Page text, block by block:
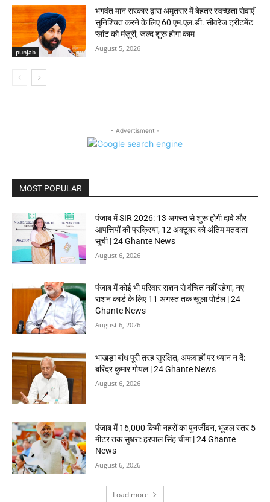
punjab
भगवंत मान सरकार द्वारा अमृतसर में बेहतर स्वच्छता सेवाएँ
सुनिश्चित करने के लिए 60 एम.एल.डी. सीवरेज ट्रीटमेंट
प्लांट को मंज़ूरी, जल्द शुरू होगा काम
August 5, 2026
- Advertisment -
MOST POPULAR
पंजाब में SIR 2026: 13 अगस्त से शुरू होगी दावे और
आपत्तियों की प्रक्रिया, 12 अक्टूबर को अंतिम मतदाता
सूची | 24 Ghante News
August 6, 2026
पंजाब में कोई भी परिवार राशन से वंचित नहीं रहेगा, नए
राशन कार्ड के लिए 11 अगस्त तक खुला पोर्टल | 24
Ghante News
August 6, 2026
भाखड़ा बांध पूरी तरह सुरक्षित, अफवाहों पर ध्यान न दें:
बरिंदर कुमार गोयल | 24 Ghante News
August 6, 2026
पंजाब में 16,000 किमी नहरों का पुनर्जीवन, भूजल स्तर 5
मीटर तक सुधरा: हरपाल सिंह चीमा | 24 Ghante
News
August 6, 2026
Load more